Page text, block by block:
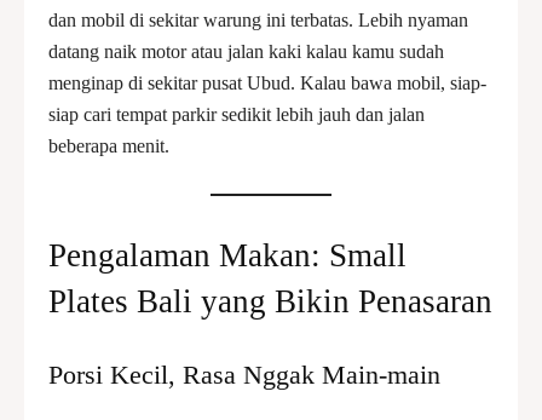
dan mobil di sekitar warung ini terbatas. Lebih nyaman
datang naik motor atau jalan kaki kalau kamu sudah
menginap di sekitar pusat Ubud. Kalau bawa mobil, siap-
siap cari tempat parkir sedikit lebih jauh dan jalan
beberapa menit.
Pengalaman Makan: Small
Plates Bali yang Bikin Penasaran
Porsi Kecil, Rasa Nggak Main-main